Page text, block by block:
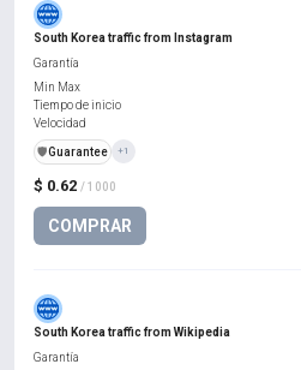
South Korea traffic from Instagram
$ 0.62 / 1000
COMPRAR
Garantía
Min Max
Tiempo de inicio
Velocidad
️🛡️Guarantee +1
South Korea traffic from Wikipedia
Garantía